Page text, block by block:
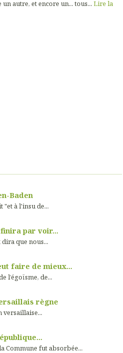
autre, et encore un... tous... Lire la
Baden
"et à l'insu de...
par voir...
que nous...
faire de mieux...
l’égoïsme, de...
règne
versaillaise...
Commune fut absorbée...